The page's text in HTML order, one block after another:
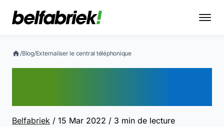
/Blog/Externaliser le central téléphonique
Belfabriek / 15 Mar 2022 / 3 min de lecture